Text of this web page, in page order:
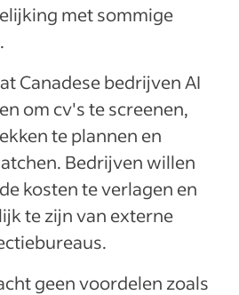
met sommige
Canadese bedrijven AI
om cv's te screenen,
te plannen en
Bedrijven willen
kosten te verlagen en
te zijn van externe
geen voordelen zoals